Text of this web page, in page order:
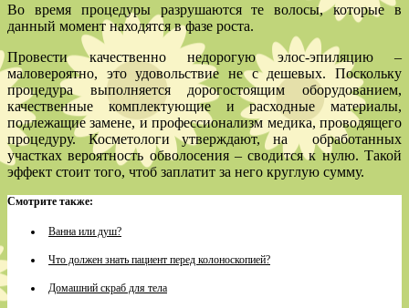
Во время процедуры разрушаются те волосы, которые в
данный момент находятся в фазе роста.
Провести качественно недорогую элос-эпиляцию –
маловероятно, это удовольствие не с дешевых. Поскольку
процедура выполняется дорогостоящим оборудованием,
качественные комплектующие и расходные материалы,
подлежащие замене, и профессионализм медика, проводящего
процедуру. Косметологи утверждают, на обработанных
участках вероятность обволосения – сводится к нулю. Такой
эффект стоит того, чтоб заплатит за него круглую сумму.
Смотрите также:
Ванна или душ?
Что должен знать пациент перед колоноскопией?
Домашний скраб для тела